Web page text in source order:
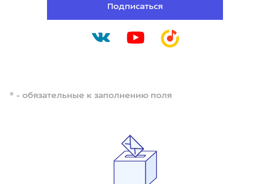
Подписаться
* - обязательные к заполнению поля